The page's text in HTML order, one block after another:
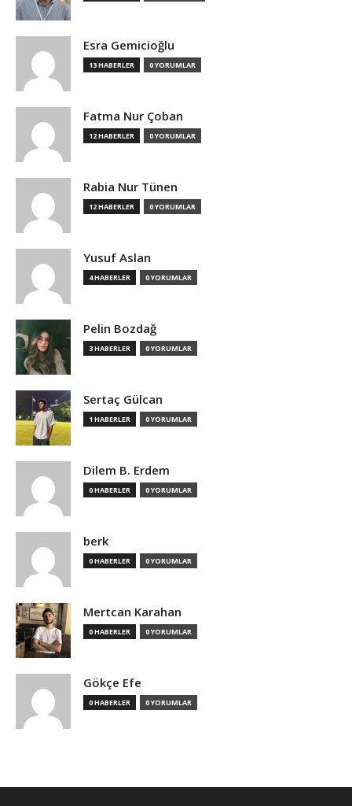
Esra Gemicioğlu
13 HABERLER 0 YORUMLAR
Fatma Nur Çoban
12 HABERLER 0 YORUMLAR
Rabia Nur Tünen
12 HABERLER 0 YORUMLAR
Yusuf Aslan
4 HABERLER 0 YORUMLAR
Pelin Bozdağ
3 HABERLER 0 YORUMLAR
Sertaç Gülcan
1 HABERLER 0 YORUMLAR
Dilem B. Erdem
0 HABERLER 0 YORUMLAR
berk
0 HABERLER 0 YORUMLAR
Mertcan Karahan
0 HABERLER 0 YORUMLAR
Gökçe Efe
0 HABERLER 0 YORUMLAR